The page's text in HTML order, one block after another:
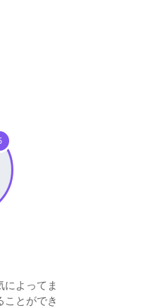
によってま
ことができ